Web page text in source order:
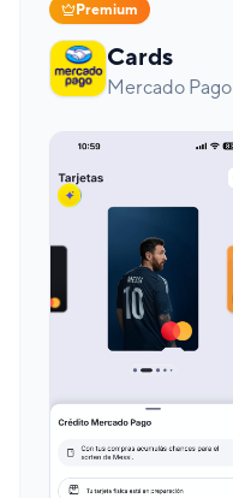
Premium
Cards
Mercado Pago